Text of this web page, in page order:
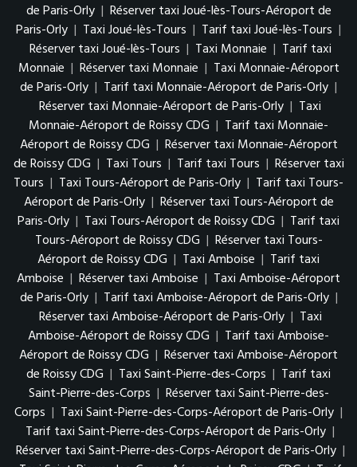
de Paris-Orly | Réserver taxi Joué-lès-Tours-Aéroport de
Paris-Orly | Taxi Joué-lès-Tours | Tarif taxi Joué-lès-Tours |
Réserver taxi Joué-lès-Tours | Taxi Monnaie | Tarif taxi
Monnaie | Réserver taxi Monnaie | Taxi Monnaie-Aéroport
de Paris-Orly | Tarif taxi Monnaie-Aéroport de Paris-Orly |
Réserver taxi Monnaie-Aéroport de Paris-Orly | Taxi
Monnaie-Aéroport de Roissy CDG | Tarif taxi Monnaie-
Aéroport de Roissy CDG | Réserver taxi Monnaie-Aéroport
de Roissy CDG | Taxi Tours | Tarif taxi Tours | Réserver taxi
Tours | Taxi Tours-Aéroport de Paris-Orly | Tarif taxi Tours-
Aéroport de Paris-Orly | Réserver taxi Tours-Aéroport de
Paris-Orly | Taxi Tours-Aéroport de Roissy CDG | Tarif taxi
Tours-Aéroport de Roissy CDG | Réserver taxi Tours-
Aéroport de Roissy CDG | Taxi Amboise | Tarif taxi
Amboise | Réserver taxi Amboise | Taxi Amboise-Aéroport
de Paris-Orly | Tarif taxi Amboise-Aéroport de Paris-Orly |
Réserver taxi Amboise-Aéroport de Paris-Orly | Taxi
Amboise-Aéroport de Roissy CDG | Tarif taxi Amboise-
Aéroport de Roissy CDG | Réserver taxi Amboise-Aéroport
de Roissy CDG | Taxi Saint-Pierre-des-Corps | Tarif taxi
Saint-Pierre-des-Corps | Réserver taxi Saint-Pierre-des-
Corps | Taxi Saint-Pierre-des-Corps-Aéroport de Paris-Orly |
Tarif taxi Saint-Pierre-des-Corps-Aéroport de Paris-Orly |
Réserver taxi Saint-Pierre-des-Corps-Aéroport de Paris-Orly |